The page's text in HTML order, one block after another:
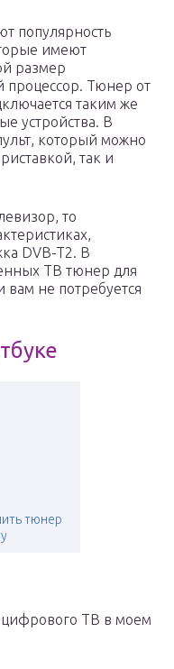
популярность
имеют
размер
Тюнер от
таким же
устройства. В
который можно
так и
то
DVB-T2. В
ТВ тюнер для
не потребуется
тюнер
цифрового ТВ в моем